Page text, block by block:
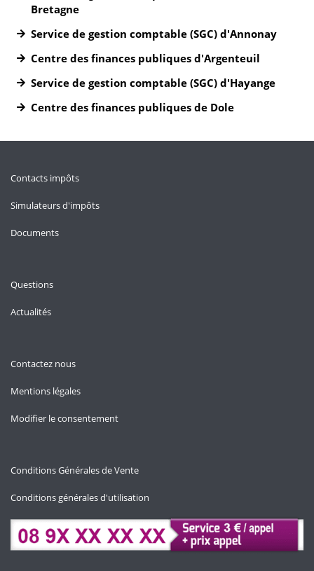
Bretagne
Service de gestion comptable (SGC) d'Annonay
Centre des finances publiques d'Argenteuil
Service de gestion comptable (SGC) d'Hayange
Centre des finances publiques de Dole
Contacts impôts
Simulateurs d'impôts
Documents
Questions
Actualités
Contactez nous
Mentions légales
Modifier le consentement
Conditions Générales de Vente
Conditions générales d'utilisation